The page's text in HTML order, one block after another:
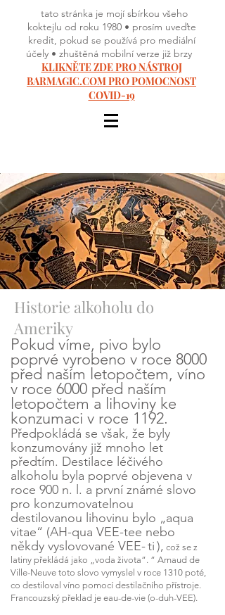
tato stránka je mojí sbírkou všeho
koktejlu od roku 1980 • prosím uveďte
kredit, pokud se používá pro mediální
účely • zhuštěná mobilní verze již brzy
KLIKNĚTE ZDE PRO NÁSTROJ
BARMAGIC.COM PRO POMOCNOST
COVID-19
Historie alkoholu do
Ameriky
Pokud víme, pivo bylo
poprvé vyrobeno v roce 8000
před naším letopočtem, víno
v roce 6000 před naším
letopočtem a lihoviny ke
konzumaci v roce 1192.
Předpokládá se však, že byly
konzumovány již mnoho let
předtím. Destilace léčivého
alkoholu byla poprvé objevena v
roce 900 n. l. a první známé slovo
pro konzumovatelnou
destilovanou lihovinu bylo „aqua
vitae“ (AH-qua VEE-tee nebo
někdy vyslovované VEE-ti), což se z
latiny překládá jako „voda života“. “ Arnaud de
Ville-Neuve toto slovo vymyslel v roce 1310 poté,
co destiloval víno pomocí destilačního přístroje.
Francouzský překlad je eau-de-vie (o-duh-VEE).